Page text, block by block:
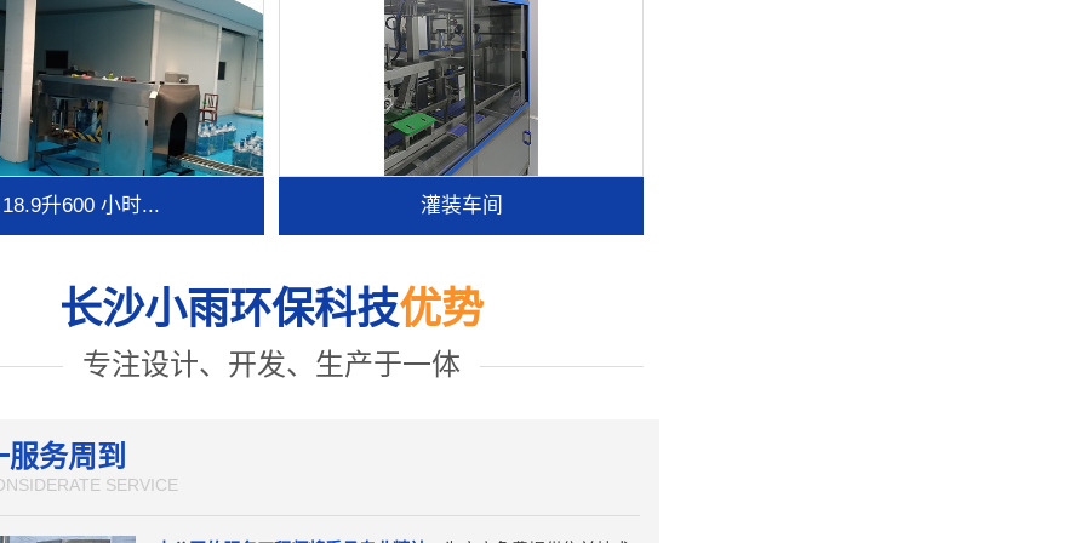
18.9升600 小时... 灌装车间
长沙小雨环保科技优势
专注设计、开发、生产于一体
服务周到
SERVICE